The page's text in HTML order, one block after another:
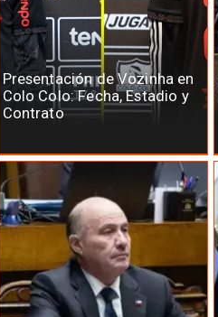
Presentación de Vozinha en
Colo Colo: Fecha, Estadio y
Contrato